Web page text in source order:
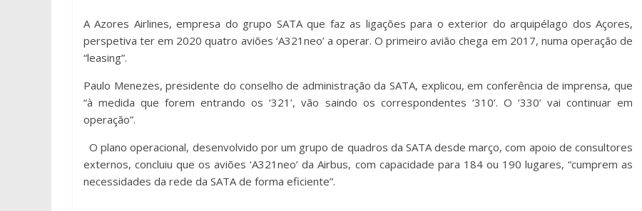
A Azores Airlines, empresa do grupo SATA que faz as ligações para o exterior do arquipélago dos Açores,
perspetiva ter em 2020 quatro aviões ‘A321neo’ a operar. O primeiro avião chega em 2017, numa operação de
“leasing”.
Paulo Menezes, presidente do conselho de administração da SATA, explicou, em conferência de imprensa, que
“à medida que forem entrando os ‘321’, vão saindo os correspondentes ‘310’. O ‘330’ vai continuar em
operação”.
O plano operacional, desenvolvido por um grupo de quadros da SATA desde março, com apoio de consultores
externos, concluiu que os aviões ‘A321neo’ da Airbus, com capacidade para 184 ou 190 lugares, “cumprem as
necessidades da rede da SATA de forma eficiente”.